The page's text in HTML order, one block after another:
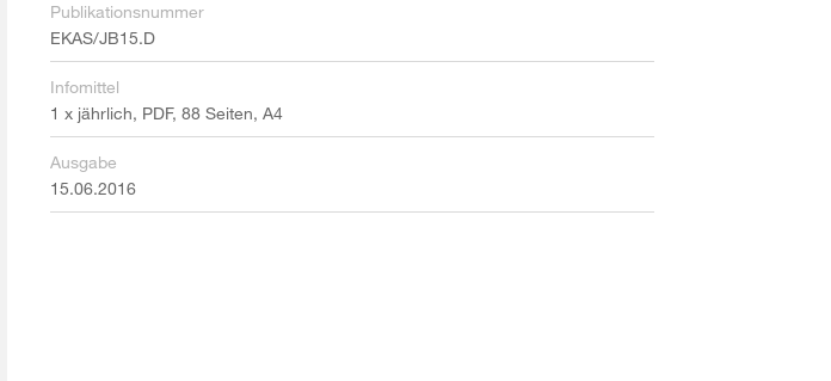
Publikationsnummer
EKAS/JB15.D
Infomittel
1 x jährlich, PDF, 88 Seiten, A4
Ausgabe
15.06.2016